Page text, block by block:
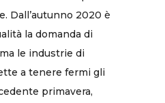
Dall’autunno 2020 è
la domanda di
le industrie di
a tenere fermi gli
primavera,